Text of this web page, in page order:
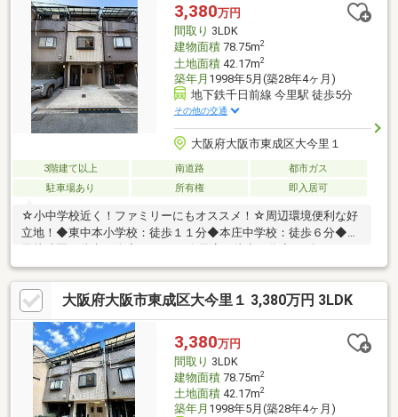
3,380万円
間取り 3LDK
建物面積78.75m2
土地面積42.17m2
築年月 1998年5月(築28年4ヶ月)
地下鉄千日前線 今里駅 徒歩5分
その他の交通
大阪府大阪市東成区大今里１
3階建て以上 南道路
都市ガス
駐車場あり
所有権 即入居可
☆小中学校近く！ファミリーにもオススメ！☆周辺環境便利な好
立地！◆東中本小学校：徒歩１１分◆本庄中学校：徒歩６分◆今
今里店：徒歩６分■自己資金０円からでも購入OK！■住宅ローン・
ファイナンシャルプランナー相談会実施中！「お家を買いたいけ
ど、なにからはじめればいいの？」不動産購入で失敗しないため
にも、小さなことでもぜひ当社へご相談ください！
大阪府大阪市東成区大今里１ 3,380万円 3LDK
3,380万円
間取り 3LDK
建物面積78.75m2
土地面積42.17m2
築年月 1998年5月(築28年4ヶ月)